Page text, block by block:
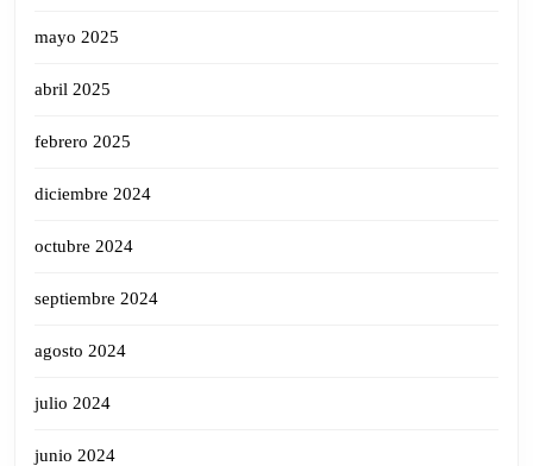
mayo 2025
abril 2025
febrero 2025
diciembre 2024
octubre 2024
septiembre 2024
agosto 2024
julio 2024
junio 2024